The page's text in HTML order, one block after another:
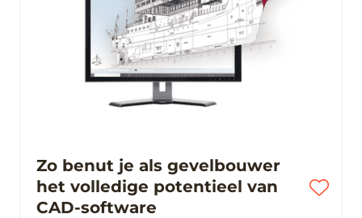
Zo benut je als gevelbouwer
het volledige potentieel van
CAD-software